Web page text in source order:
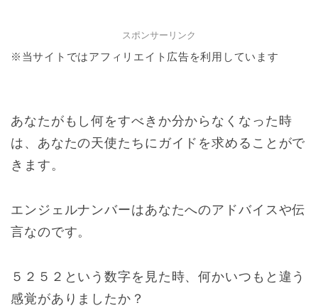
スポンサーリンク
※当サイトではアフィリエイト広告を利用しています
あなたがもし何をすべきか分からなくなった時
は、あなたの天使たちにガイドを求めることがで
きます。
エンジェルナンバーはあなたへのアドバイスや伝
言なのです。
５２５２という数字を見た時、何かいつもと違う
感覚がありましたか？